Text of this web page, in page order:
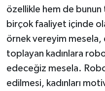
özellikle hem de bunun
birçok faaliyet içinde
örnek vereyim mesela,
toplayan kadınlara
edeceğiz mesela.
edilmesi, kadınları